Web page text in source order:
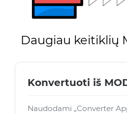
Daugiau keitiklių
Konvertuoti iš
Naudodami „Converter